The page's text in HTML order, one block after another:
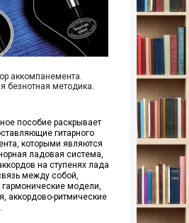
аккомпанемента.
безнотная методика.
пособие раскрывает
гитарного
которыми являются
ладовая система,
на ступенях лада
между собой,
гармонические модели,
аккордово-ритмические